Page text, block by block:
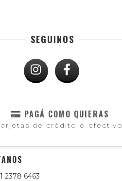
SEGUINOS
PAGÁ COMO QUIERAS
de crédito o efectivo
2378 6463